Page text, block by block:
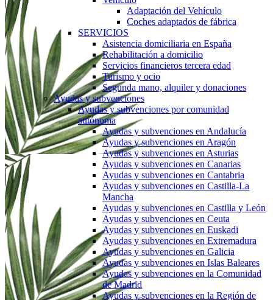
Adaptación del Vehículo
Coches adaptados de fábrica
SERVICIOS
Asistencia domiciliaria en España
Rehabilitación a domicilio
Servicios financieros tercera edad
Turismo y ocio
Segunda mano, alquiler y donaciones
Ayudas y subvenciones
Ayudas y subvenciones por comunidad
autónoma
Ayudas y subvenciones en Andalucía
Ayudas y subvenciones en Aragón
Ayudas y subvenciones en Asturias
Ayudas y subvenciones en Canarias
Ayudas y subvenciones en Cantabria
Ayudas y subvenciones en Castilla-La
Mancha
Ayudas y subvenciones en Castilla y León
Ayudas y subvenciones en Ceuta
Ayudas y subvenciones en Euskadi
Ayudas y subvenciones en Extremadura
Ayudas y subvenciones en Galicia
Ayudas y subvenciones en Islas Baleares
Ayudas y subvenciones en la Comunidad
de Madrid
Ayudas y subvenciones en la Región de